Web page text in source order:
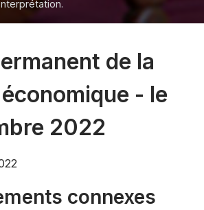
de la
- le
2022
connexes